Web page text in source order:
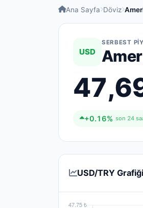
Ana Sayfa Döviz
USD
SERBEST
+0.16% son 24
USD/TRY Grafiği